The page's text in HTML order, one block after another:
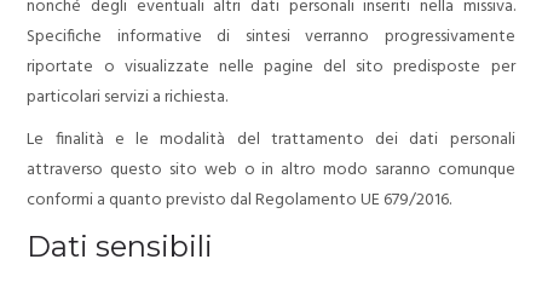
nonché degli eventuali altri dati personali inseriti nella missiva.
Specifiche informative di sintesi verranno progressivamente
riportate o visualizzate nelle pagine del sito predisposte per
particolari servizi a richiesta.
Le finalità e le modalità del trattamento dei dati personali
attraverso questo sito web o in altro modo saranno comunque
conformi a quanto previsto dal Regolamento UE 679/2016.
Dati sensibili